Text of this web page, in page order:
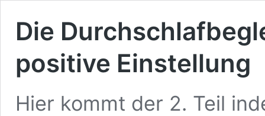
Die
positive Einstellung
Hier kommt der 2. Teil